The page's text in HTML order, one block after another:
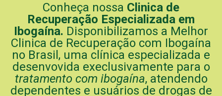
Conheça nossa Clinica de
Recuperação Especializada em
Ibogaína. Disponibilizamos a Melhor
Clinica de Recuperação com Ibogaína
no Brasil, uma clínica especializada e
desenvovida execlusivamente para o
tratamento com ibogaína, atendendo
dependentes e usuários de drogas de